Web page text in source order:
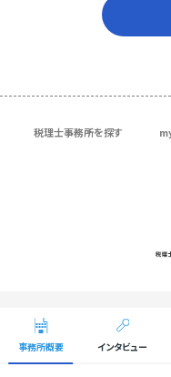
事務所概要 インタビュー
税理士事務所を探す
All